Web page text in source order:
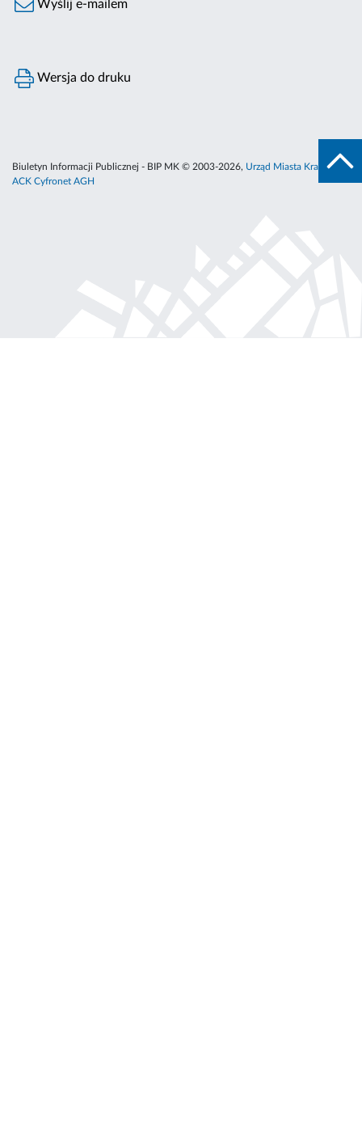
Wyślij e-mailem
Wersja do druku
Biuletyn Informacji Publicznej - BIP MK © 2003-2026, Urząd Miasta Krakowa
ACK Cyfronet AGH